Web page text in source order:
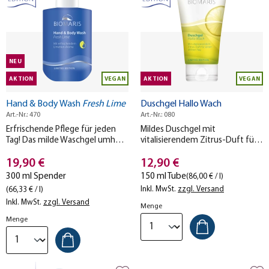
NEU
AKTION VEGAN
Hand & Body Wash Fresh Lime
Art.-Nr.: 470
Erfrischende Pflege für jeden
Tag! Das milde Waschgel umhüllt
fruchtig-herber Limetten.
Stückpreis
19,90 €
300 ml Spender
(66,33 € / l)
Inkl. MwSt. zzgl. Versand
Menge
AKTION VEGAN
Duschgel Hallo Wach
Art.-Nr.: 080
Mildes Duschgel mit
vitalisierendem Zitrus-Duft für
Stückpreis
12,90 €
150 ml Tube(86,00 € / l)
Inkl. MwSt. zzgl. Versand
Menge